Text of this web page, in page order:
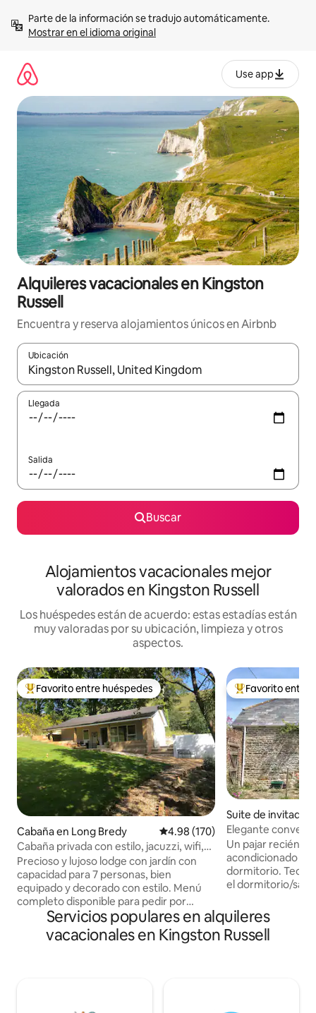
contenidoMostrar en el idioma original
Use app
Alquileres vacacionales en Kingston
Russell
Encuentra y reserva alojamientos únicos en Airbnb
Ubicación
Cuando los resultados estén disponibles, navega con las
Llegada
Salida
Buscar
Alojamientos vacacionales mejor
valorados en Kingston Russell
Los huéspedes están de acuerdo: estas estadías están
muy valoradas por su ubicación, limpieza y otros
aspectos.
Favorito entre huéspedes preferido
Favorito entre huéspedes
Cabaña en Long Bredy Calificación promedio: 4.98 de
4.98 (170)
Cabaña privada con estilo, jacuzzi, wifi,
calefacción, 5*
Precioso y lujoso lodge con jardín con
capacidad para 7 personas, bien
equipado y decorado con estilo. Menú
completo disponible para pedir por
adelantado, platos principales, pasteles y
muchos extras. Incluye 1 cama king, 1
litera para adultos, un sofá cama y otro
velocidad, televisión inteligente, terraza
Favorito entre
Favorito entre
Suite de invitados
redy
Elegante
granja del siglo
Un pajar recién
acondicionado
dormitorio. Techo
el dormitorio/sala
ducha, pequeño
pero con wifi.
carril del pueblo a
Servicios populares en alquileres
vacacionales en Kingston Russell